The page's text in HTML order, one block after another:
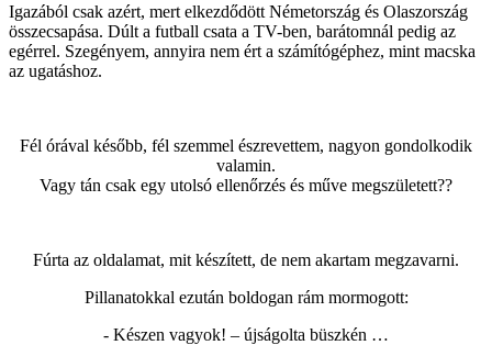
Igazából csak azért, mert elkezdődött Németország és Olaszország
összecsapása. Dúlt a futball csata a TV-ben, barátomnál pedig az
egérrel. Szegényem, annyira nem ért a számítógéphez, mint macska
az ugatáshoz.
Fél órával később, fél szemmel észrevettem, nagyon gondolkodik
valamin.
Vagy tán csak egy utolsó ellenőrzés és műve megszületett??
Fúrta az oldalamat, mit készített, de nem akartam megzavarni.
Pillanatokkal ezután boldogan rám mormogott:
- Készen vagyok! – újságolta büszkén …